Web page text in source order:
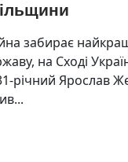
забирає
на Сході
річний Ярослав